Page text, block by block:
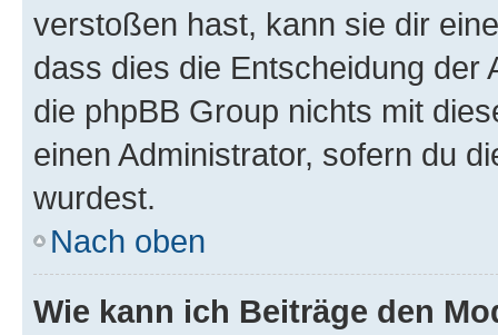
verstoßen hast, kann sie dir
dass dies die Entscheidung der
die phpBB Group nichts mit
einen Administrator, sofern du
wurdest.
Nach oben
Wie kann ich Beiträge den